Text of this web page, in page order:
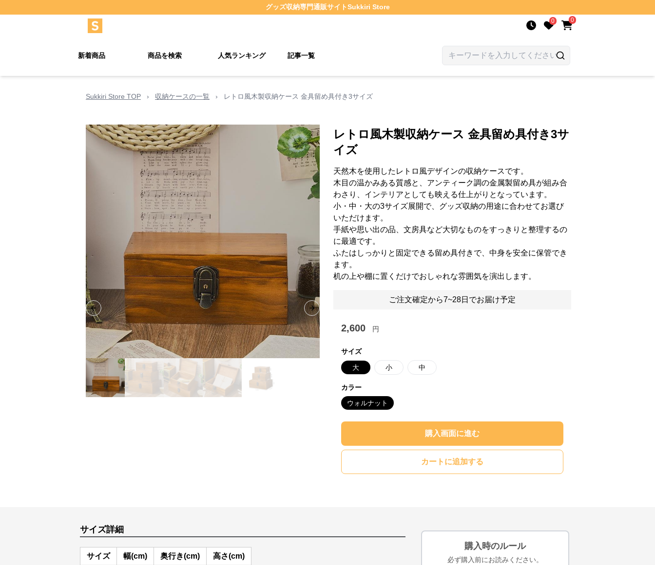
グッズ収納専門通販サイトSukkiri Store
0 0
新着商品 商品を検索 人気ランキング 記事一覧
Sukkiri Store TOP › 収納ケースの一覧 › レトロ風木製収納ケース 金具留め具付き3サイズ
Previous slide Next slide
レトロ風木製収納ケース 金具留め具付き3サ
イズ
天然木を使用したレトロ風デザインの収納ケースです。
木目の温かみある質感と、アンティーク調の金属製留め具が組み合
わさり、インテリアとしても映える仕上がりとなっています。
小・中・大の3サイズ展開で、グッズ収納の用途に合わせてお選び
いただけます。
手紙や思い出の品、文房具など大切なものをすっきりと整理するの
に最適です。
ふたはしっかりと固定できる留め具付きで、中身を安全に保管でき
ます。
机の上や棚に置くだけでおしゃれな雰囲気を演出します。
ご注文確定から7~28日でお届け予定
2,600 円
サイズ
大 小 中
カラー
ウォルナット
購入画面に進む
カートに追加する
サイズ詳細
サイズ 幅(cm) 奥行き(cm) 高さ(cm)
購入時のルール
必ず購入前にお読みください。